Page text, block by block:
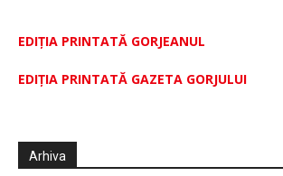
EDIȚIA PRINTATĂ GORJEANUL
EDIŢIA PRINTATĂ GAZETA GORJULUI
Arhiva